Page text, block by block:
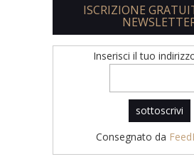
ISCRIZIONE
Inserisci il tuo
Consegnato da